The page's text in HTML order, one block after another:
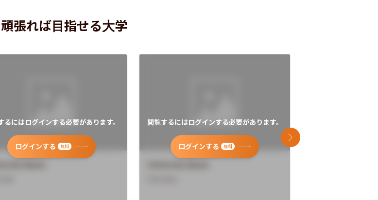
張れば目指せる大学
るにはログインする必要があります。
ログインする 無料
閲覧するにはログインする必要があります。
ログインする 無料
次のスライド